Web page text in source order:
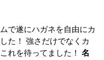
で遂にハガネを自由にカ
た！ 強さだけでなくカ
れを待ってました！ 名